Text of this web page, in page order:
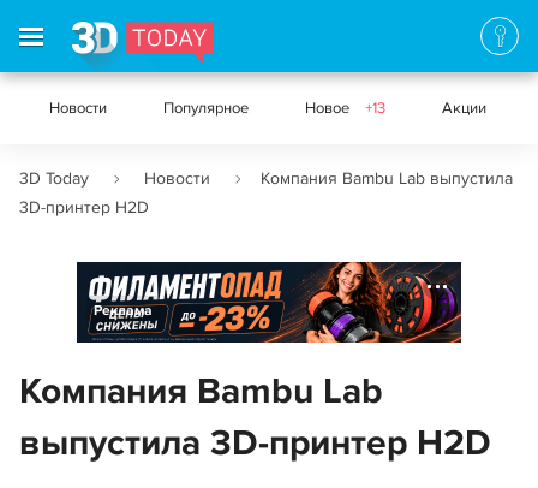
Новости Популярное Новое +13 Акции
3D Today Новости
Компания Bambu Lab выпустила
3D-принтер H2D
Реклама
Компания Bambu Lab
выпустила 3D-принтер H2D